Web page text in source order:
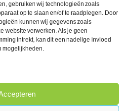
gebruiken wij technologieën zoals
op te slaan en/of te raadplegen. Door
kunnen wij gegevens zoals
website verwerken. Als je geen
intrekt, kan dit een nadelige invloed
mogelijkheden.
sanitair en CV. Indien
schilderwerk op ons, maken
werken de houtbouw af
een zonneboiler in uw
op
more...